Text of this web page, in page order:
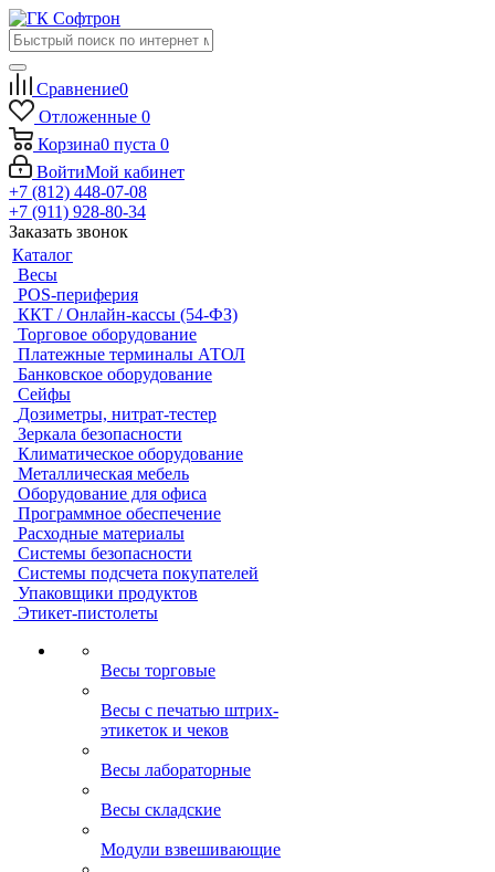
Сравнение0
Отложенные 0
Корзина0 пуста 0
ВойтиМой кабинет
+7 (812) 448-07-08
+7 (911) 928-80-34
Заказать звонок
Каталог
Весы
POS-периферия
ККТ / Онлайн-кассы (54-ФЗ)
Торговое оборудование
Платежные терминалы АТОЛ
Банковское оборудование
Сейфы
Дозиметры, нитрат-тестер
Зеркала безопасности
Климатическое оборудование
Металлическая мебель
Оборудование для офиса
Программное обеспечение
Расходные материалы
Системы безопасности
Системы подсчета покупателей
Упаковщики продуктов
Этикет-пистолеты
Весы торговые
Весы с печатью штрих-
этикеток и чеков
Весы лабораторные
Весы складские
Модули взвешивающие